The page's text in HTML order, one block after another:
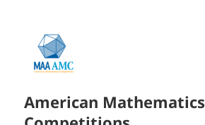
American Mathematics